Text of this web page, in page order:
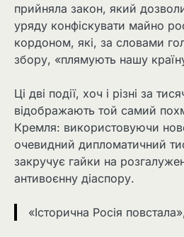
прийняла закон, який
уряду конфіскувати майно
кордоном, які, за словами
збору, «плямують нашу
Ці дві події, хоч і різні за
відображають той самий
Кремля: використовуючи
очевидний дипломатичний
закручує гайки на
антивоєнну діаспору.
«Історична Росія